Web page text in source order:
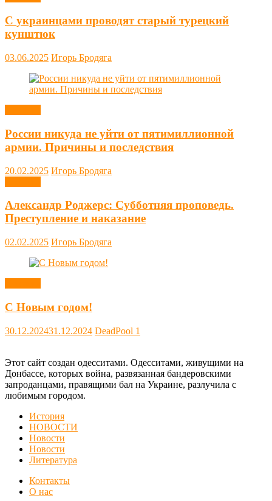
С украинцами проводят старый турецкий
кунштюк
03.06.2025 Игорь Бродяга
России никуда не уйти от пятимиллионной
армии. Причины и последствия
20.02.2025 Игорь Бродяга
Александр Роджерс: Субботняя проповедь.
Преступление и наказание
02.02.2025 Игорь Бродяга
С Новым годом!
30.12.202431.12.2024 DeadPool 1
Этот сайт создан одесситами. Одесситами, живущими на
Донбассе, которых война, развязанная бандеровскими
запроданцами, правящими бал на Украине, разлучила с
любимым городом.
История
НОВОСТИ
Новости
Новости
Литература
Контакты
О нас